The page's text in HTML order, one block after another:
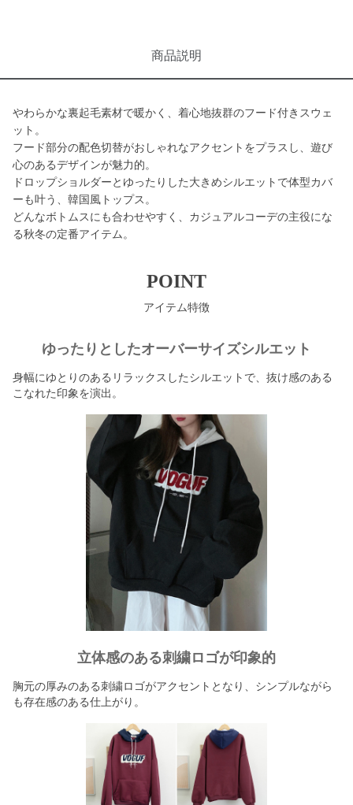
商品説明
やわらかな裏起毛素材で暖かく、着心地抜群のフード付きスウェ
ット。
フード部分の配色切替がおしゃれなアクセントをプラスし、遊び
心のあるデザインが魅力的。
ドロップショルダーとゆったりした大きめシルエットで体型カバ
ーも叶う、韓国風トップス。
どんなボトムスにも合わせやすく、カジュアルコーデの主役にな
る秋冬の定番アイテム。
POINT
アイテム特徴
ゆったりとしたオーバーサイズシルエット
身幅にゆとりのあるリラックスしたシルエットで、抜け感のある
こなれた印象を演出。
立体感のある刺繍ロゴが印象的
胸元の厚みのある刺繍ロゴがアクセントとなり、シンプルながら
も存在感のある仕上がり。